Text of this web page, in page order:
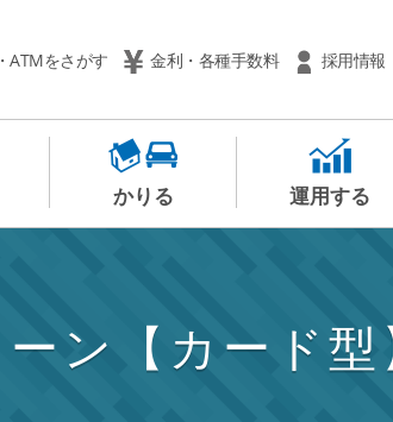
ATMをさがす 金利・各種手数料 採用情報
かりる 運用する
ン【カード型